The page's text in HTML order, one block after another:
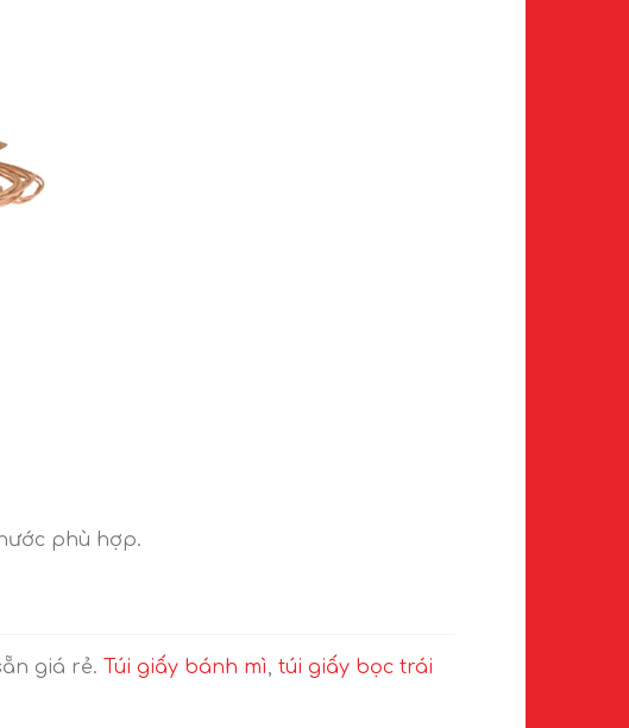
phù hợp.
giá rẻ. Túi giấy bánh mì, túi giấy bọc trái